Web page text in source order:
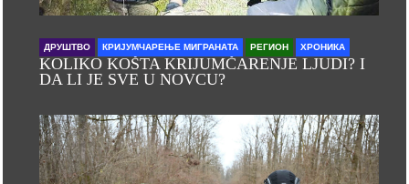
ДРУШТВО КРИЈУМЧАРЕЊЕ МИГРАНАТА РЕГИОН ХРОНИКА
KOLIKO KOŠTA KRIJUMČARENJE LJUDI? I
DA LI JE SVE U NOVCU?